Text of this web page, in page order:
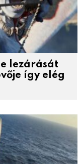
lezárását
így elég